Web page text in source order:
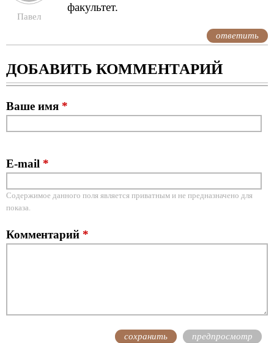
Павел
факультет.
ответить
ДОБАВИТЬ КОММЕНТАРИЙ
Ваше имя *
E-mail *
Содержимое данного поля является приватным и не предназначено для
показа.
Комментарий *